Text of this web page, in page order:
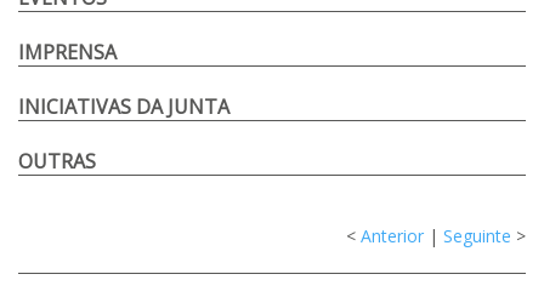
IMPRENSA
INICIATIVAS DA JUNTA
OUTRAS
< Anterior | Seguinte >